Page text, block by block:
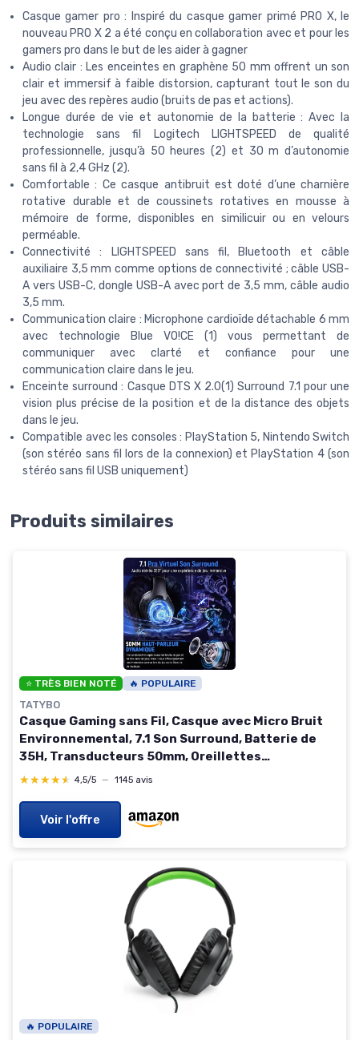
Casque gamer pro : Inspiré du casque gamer primé PRO X, le
nouveau PRO X 2 a été conçu en collaboration avec et pour les
gamers pro dans le but de les aider à gagner
Audio clair : Les enceintes en graphène 50 mm offrent un son
clair et immersif à faible distorsion, capturant tout le son du
jeu avec des repères audio (bruits de pas et actions).
Longue durée de vie et autonomie de la batterie : Avec la
technologie sans fil Logitech LIGHTSPEED de qualité
professionnelle, jusqu’à 50 heures (2) et 30 m d’autonomie
sans fil à 2,4 GHz (2).
Comfortable : Ce casque antibruit est doté d’une charnière
rotative durable et de coussinets rotatives en mousse à
mémoire de forme, disponibles en similicuir ou en velours
perméable.
Connectivité : LIGHTSPEED sans fil, Bluetooth et câble
auxiliaire 3,5 mm comme options de connectivité ; câble USB-
A vers USB-C, dongle USB-A avec port de 3,5 mm, câble audio
3,5 mm.
Communication claire : Microphone cardioïde détachable 6 mm
avec technologie Blue VO!CE (1) vous permettant de
communiquer avec clarté et confiance pour une
communication claire dans le jeu.
Enceinte surround : Casque DTS X 2.0(1) Surround 7.1 pour une
vision plus précise de la position et de la distance des objets
dans le jeu.
Compatible avec les consoles : PlayStation 5, Nintendo Switch
(son stéréo sans fil lors de la connexion) et PlayStation 4 (son
stéréo sans fil USB uniquement)
Produits similaires
⭐ TRÈS BIEN NOTÉ 🔥 POPULAIRE
TATYBO
Casque Gaming sans Fil, Casque avec Micro Bruit
Environnemental, 7.1 Son Surround, Batterie de
35H, Transducteurs 50mm, Oreillettes
Respirantes, Casque Gamer pour Ps5 PC Ps4
★★★★★
★★★★★ 4,5/5 — 1145 avis
Voir l'offre
🔥 POPULAIRE